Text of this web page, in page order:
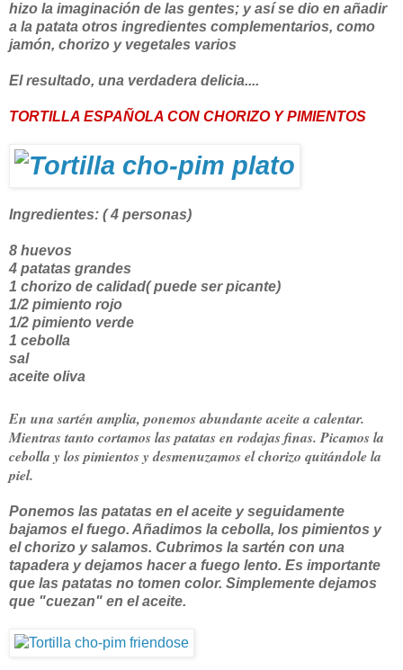
hizo la imaginación de las gentes; y así se dio en añadir
a la patata otros ingredientes complementarios, como
jamón, chorizo y vegetales varios
El resultado, una verdadera delicia....
TORTILLA ESPAÑOLA CON CHORIZO Y PIMIENTOS
Ingredientes: ( 4 personas)
8 huevos
4 patatas grandes
1 chorizo de calidad( puede ser picante)
1/2 pimiento rojo
1/2 pimiento verde
1 cebolla
sal
aceite oliva
En una sartén amplia, ponemos abundante aceite a calentar.
Mientras tanto cortamos las patatas en rodajas finas. Picamos la
cebolla y los pimientos y desmenuzamos el chorizo quitándole la
piel.
Ponemos las patatas en el aceite y seguidamente
bajamos el fuego. Añadimos la cebolla, los pimientos y
el chorizo y salamos. Cubrimos la sartén con una
tapadera y dejamos hacer a fuego lento. Es importante
que las patatas no tomen color. Simplemente dejamos
que "cuezan" en el aceite.